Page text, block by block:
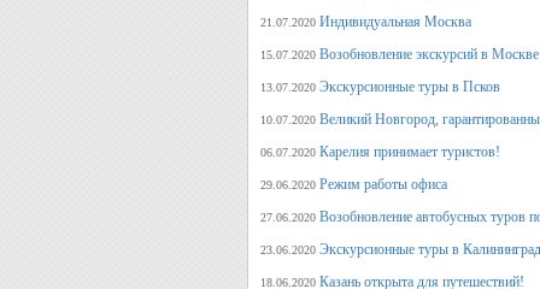
21.07.2020 Индивидуальная Москва
15.07.2020 Возобновление экскурсий в
13.07.2020 Экскурсионные туры в Псков
10.07.2020 Великий Новгород,
06.07.2020 Карелия принимает туристов!
29.06.2020 Режим работы офиса
27.06.2020 Возобновление автобусных туров
23.06.2020 Экскурсионные туры в
18.06.2020 Казань открыта для путешествий!